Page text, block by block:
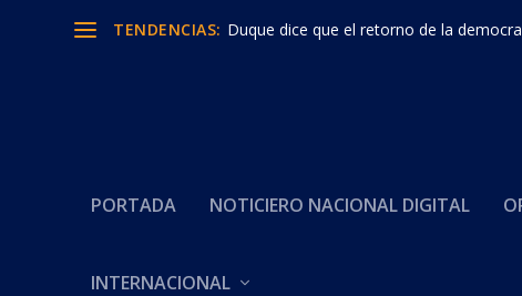
TENDENCIAS: Duque dice que el retorno de la
PORTADA NOTICIERO NACIONAL DIGITAL
INTERNACIONAL